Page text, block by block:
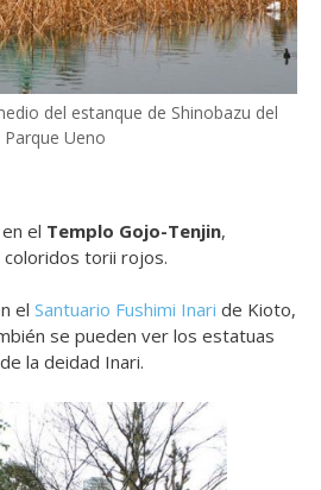
del estanque de Shinobazu del
Parque Ueno
el Templo Gojo-Tenjin,
torii rojos.
el Santuario Fushimi Inari de Kioto,
se pueden ver los estatuas
la deidad Inari.